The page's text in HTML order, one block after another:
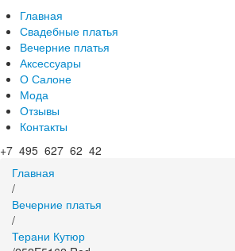
Главная
Свадебные платья
Вечерние платья
Аксессуары
О Салоне
Мода
Отзывы
Контакты
+7 495 627 62 42
Главная
/
Вечерние платья
/
Терани Кутюр